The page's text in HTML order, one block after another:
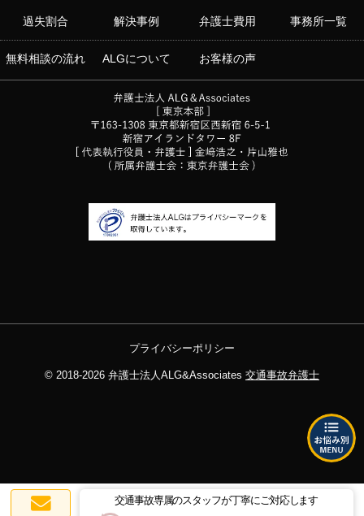
交通事故専属のスタッフが丁寧にご対応します
過失割合 解決事例 弁護士費用 事務所一覧
無料相談の流れ ALGについて お客様の声
プライバシーポリシー
© 2018-2026 弁護士法人ALG&Associates 交通事故弁護士